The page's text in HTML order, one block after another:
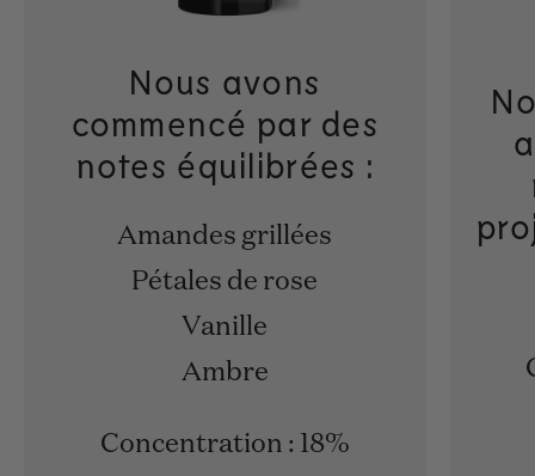
Nous avons
commencé par des
notes équilibrées :
Amandes grillées
Pétales de rose
Vanille
Ambre
Concentration : 18%